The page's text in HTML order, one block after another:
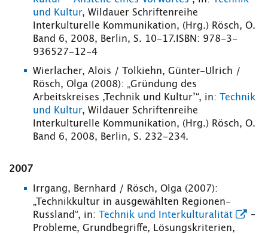
und Kultur, Wildauer Schriftenreihe
Interkulturelle Kommunikation, (Hrg.) Rösch, O.
Band 6, 2008, Berlin, S. 10-17.ISBN: 978-3-
936527-12-4
Wierlacher, Alois / Tolkiehn, Günter-Ulrich /
Rösch, Olga (2008): „Gründung des
Arbeitskreises ‚Technik und Kultur’“, in: Technik
und Kultur, Wildauer Schriftenreihe
Interkulturelle Kommunikation, (Hrg.) Rösch, O.
Band 6, 2008, Berlin, S. 232-234.
2007
Irrgang, Bernhard / Rösch, Olga (2007):
„Technikkultur in ausgewählten Regionen-
Russland“, in: Technik und Interkulturalität
–
Probleme, Grundbegriffe, Lösungskriterien,